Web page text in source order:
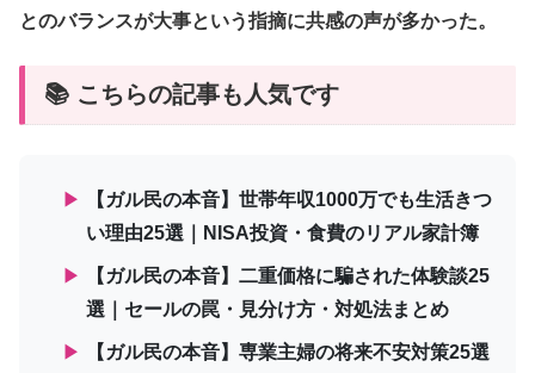
とのバランスが大事という指摘に共感の声が多かった。
📚 こちらの記事も人気です
▶
【ガル民の本音】世帯年収1000万でも生活きつ
い理由25選｜NISA投資・食費のリアル家計簿
▶
【ガル民の本音】二重価格に騙された体験談25
選｜セールの罠・見分け方・対処法まとめ
▶
【ガル民の本音】専業主婦の将来不安対策25選